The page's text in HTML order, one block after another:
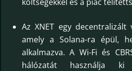
Az XNET egy
amely a Solana-ra épül,
alkalmazva. A Wi-Fi és
hálózatát használja